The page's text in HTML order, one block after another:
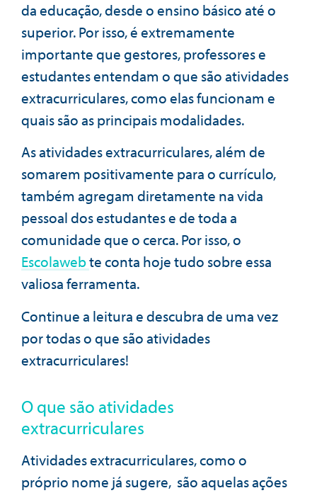
da educação, desde o ensino básico até o
superior. Por isso, é extremamente
importante que gestores, professores e
estudantes entendam o que são atividades
extracurriculares, como elas funcionam e
quais são as principais modalidades.
As atividades extracurriculares, além de
somarem positivamente para o currículo,
também agregam diretamente na vida
pessoal dos estudantes e de toda a
comunidade que o cerca. Por isso, o
Escolawebte conta hoje tudo sobre essa
valiosa ferramenta.
Continue a leitura e descubra de uma vez
por todas o que são atividades
extracurriculares!
O que são atividades
extracurriculares
Atividades extracurriculares, como o
próprio nome já sugere, são aquelas ações